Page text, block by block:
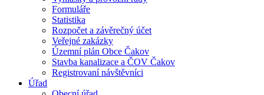
Formuláře
Statistika
Rozpočet a závěrečný účet
Veřejné zakázky
Územní plán Obce Čakov
Stavba kanalizace a ČOV Čakov
Registrovaní návštěvníci
Úřad